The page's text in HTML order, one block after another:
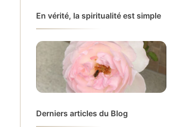
En vérité, la spiritualité est simple
Derniers articles du Blog